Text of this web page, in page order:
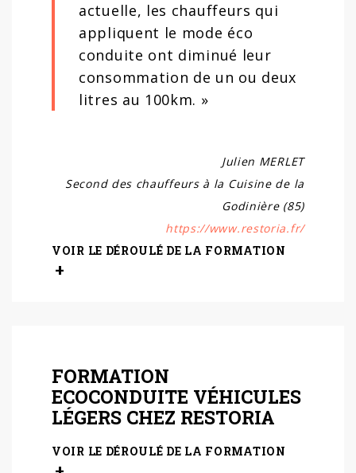
actuelle, les chauffeurs qui
appliquent le mode éco
conduite ont diminué leur
consommation de un ou deux
litres au 100km. »
Julien MERLET
Second des chauffeurs à la Cuisine de la
Godinière (85)
https://www.restoria.fr/
VOIR LE DÉROULÉ DE LA FORMATION
FORMATION
ECOCONDUITE VÉHICULES
LÉGERS CHEZ RESTORIA
VOIR LE DÉROULÉ DE LA FORMATION